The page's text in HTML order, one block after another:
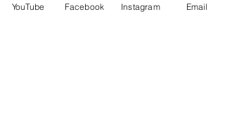
YouTube Facebook Instagram Email